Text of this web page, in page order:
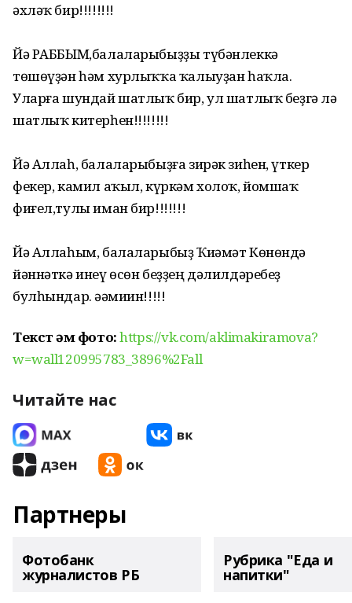
әхләҡ бир!!!!!!!!
Йә РАББЫМ,балаларыбыҙҙы түбәнлеккә
төшөүҙән һәм хурлыҡҡа ҡалыуҙан һаҡла.
Уларға шундай шатлыҡ бир, ул шатлыҡ беҙгә лә
шатлыҡ китерһен!!!!!!!!
Йә Аллаһ, балаларыбыҙға зирәк зиһен, үткер
фекер, камил аҡыл, күркәм холоҡ, йомшаҡ
фиғел,тулы иман бир!!!!!!!
Йә Аллаһым, балаларыбыҙ Ҡиәмәт Көнөндә
йәннәткә инеү өсөн беҙҙең дәлилдәребеҙ
булһындар. Әəəмиин!!!!!
Текст һәм фото:https://vk.com/aklimakiramova?
w=wall120995783_3896%2Fall
Читайте нас
Партнеры
Фотобанк
журналистов РБ
Рубрика "Еда и
напитки"